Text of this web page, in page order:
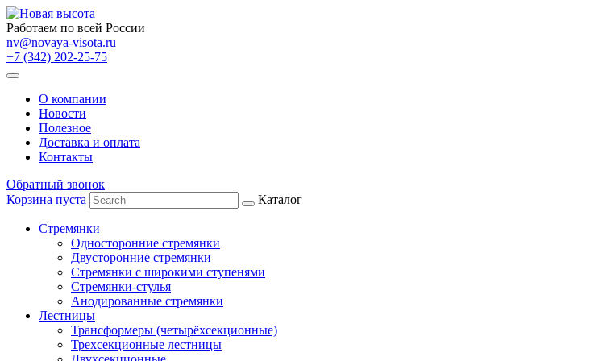
Работаем по всей России
nv@novaya-visota.ru
+7 (342) 202-25-75
О компании
Новости
Полезное
Доставка и оплата
Контакты
Обратный звонок
Корзина пуста
Каталог
Стремянки
Односторонние стремянки
Двусторонние стремянки
Стремянки с широкими ступенями
Стремянки-стулья
Анодированные стремянки
Лестницы
Трансформеры (четырёхсекционные)
Трехсекционные лестницы